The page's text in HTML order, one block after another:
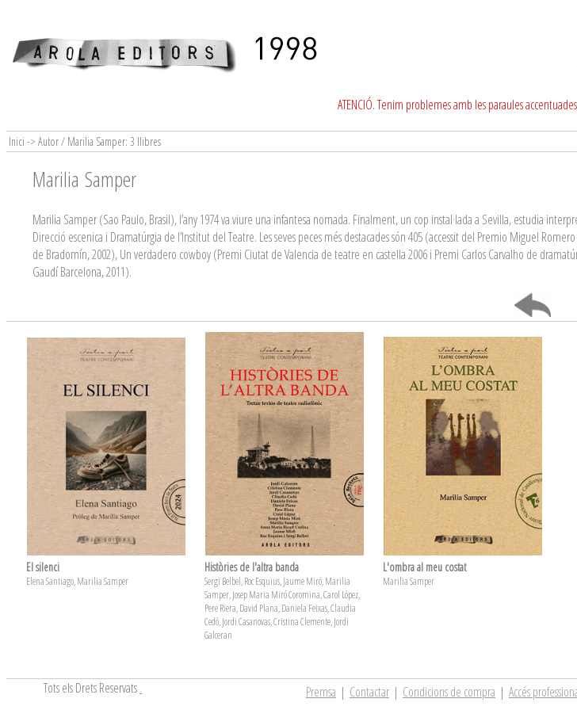
ATENCIÓ. Tenim problemes amb les paraules
Inici -> Autor / Marilia Samper: 3 llibres
Marilia Samper
Marilia Samper (Sao Paulo, Brasil), l’any 1974 va viure una infantesa nomada. Finalment, un cop instal·lada a Sevilla, estudia
Direcció escenica i Dramatúrgia de l’Institut del Teatre. Les seves peces més destacades són 405 (accessit del Premio Miguel
de Bradomín, 2002), Un verdadero cowboy (Premi Ciutat de Valencia de teatre en castella 2006 i Premi Carlos Carvalho de
Gaudí Barcelona, 2011).
El silenci
Elena Santiago, Marilia Samper
Històries de l'altra banda
Sergi Belbel, Roc Esquius, Jaume Miró, Marilia
Samper, Josep Maria Miró Coromina, Carol López,
Pere Riera, David Plana, Daniela Feixas, Claudia
Cedó, Jordi Casanovas, Cristina Clemente, Jordi
Galceran
L'ombra al meu costat
Marilia Samper
Tots els Drets Reservats. Premsa | Contactar | Condicions de compra | Accés